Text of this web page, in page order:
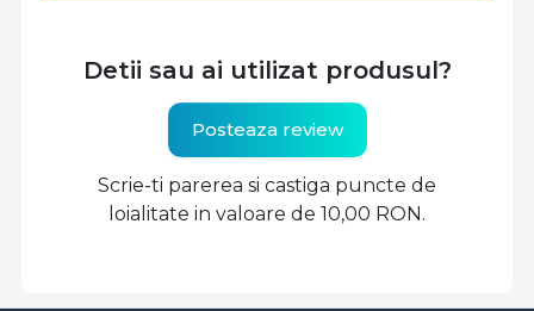
Detii sau ai utilizat produsul?
Posteaza review
Scrie-ti parerea si castiga puncte de
loialitate in valoare de 10,00 RON.